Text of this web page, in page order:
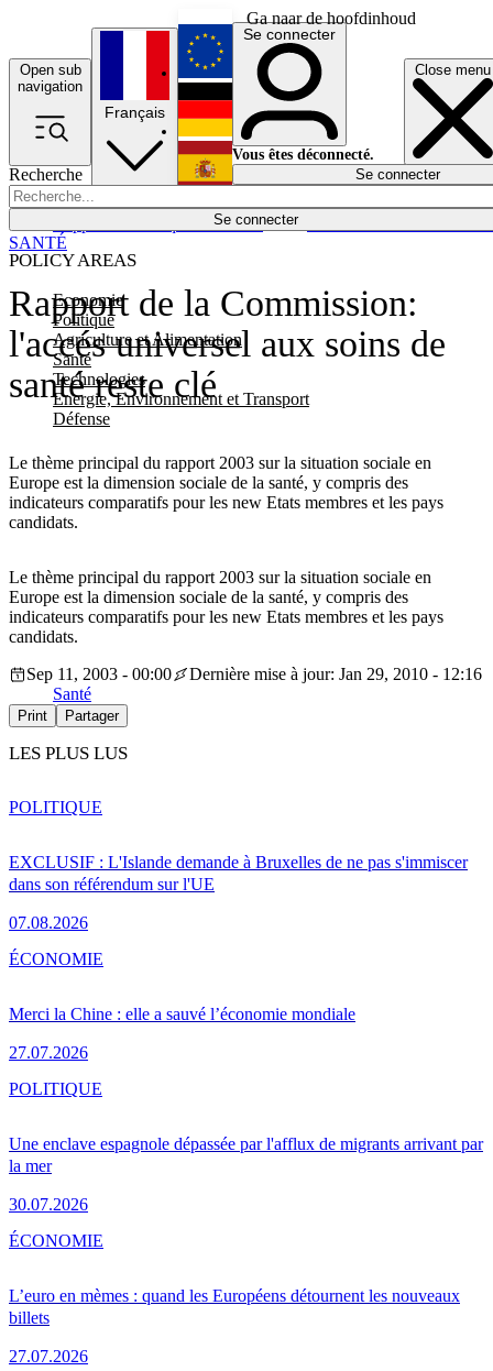
Ga naar de hoofdinhoud
Open sub
navigation
Close menu
Recherche
Se connecter
POLICY AREAS
Economie
Politique
Agriculture et Alimentation
Santé
Technologies
Energie, Environnement et Transport
Défense
Économie
Français
English
Deutsch
Español
Se connecter
Vous êtes déconnecté.
Se connecter
Rapport de la Commission:
l'accés universel aux soins de
santé reste clé
Le thème principal du rapport 2003 sur la situation sociale en
Europe est la dimension sociale de la santé, y compris des
indicateurs comparatifs pour les new Etats membres et les pays
candidats.
SANTÉ
Le thème principal du rapport 2003 sur la situation sociale en
Europe est la dimension sociale de la santé, y compris des
indicateurs comparatifs pour les new Etats membres et les pays
candidats.
Sep 11, 2003 - 00:00
Dernière mise à jour: Jan 29, 2010 - 12:16
Santé
Print Partager
LES PLUS LUS
EXCLUSIF : L'Islande demande à Bruxelles de ne pas s'immiscer
dans son référendum sur l'UE
07.08.2026
POLITIQUE
Merci la Chine : elle a sauvé l’économie mondiale
27.07.2026
ÉCONOMIE
Une enclave espagnole dépassée par l'afflux de migrants arrivant par
la mer
30.07.2026
POLITIQUE
L’euro en mèmes : quand les Européens détournent les nouveaux
billets
27.07.2026
ÉCONOMIE